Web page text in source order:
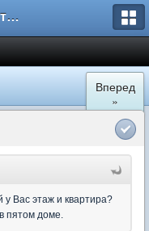
Форум Новостройки
Вперед
»
у Вас этаж и квартира?
пятом доме.